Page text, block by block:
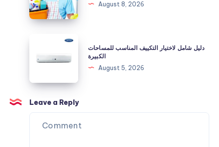
المرتفع
قبل
السكن
المطلوبة
August 8, 2026
لاختيار
المناسب
للمساحات
الكبيرة
دليل شامل لاختيار التكييف المناسب للمساحات
الكبيرة
August 5, 2026
Leave a Reply